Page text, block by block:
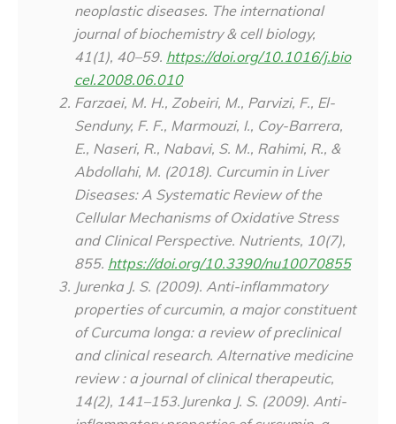
neoplastic diseases. The international
journal of biochemistry & cell biology,
41(1), 40–59. https://doi.org/10.1016/j.bio
cel.2008.06.010
Farzaei, M. H., Zobeiri, M., Parvizi, F., El-
Senduny, F. F., Marmouzi, I., Coy-Barrera,
E., Naseri, R., Nabavi, S. M., Rahimi, R., &
Abdollahi, M. (2018). Curcumin in Liver
Diseases: A Systematic Review of the
Cellular Mechanisms of Oxidative Stress
and Clinical Perspective. Nutrients, 10(7),
855. https://doi.org/10.3390/nu10070855
Jurenka J. S. (2009). Anti-inflammatory
properties of curcumin, a major constituent
of Curcuma longa: a review of preclinical
and clinical research. Alternative medicine
review : a journal of clinical therapeutic,
14(2), 141–153.Jurenka J. S. (2009). Anti-